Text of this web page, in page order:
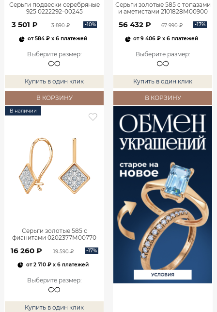
Серьги подвески серебряные
925 0222292-00245
3 501 ₽ 3 890 ₽ -10%
от584 ₽x 6 платежей
Выберите размер:
Купить в один клик
В КОРЗИНУ
Серьги золотые 585 с топазами
и аметистами 2101828М00900
56 432 ₽ 67 990 ₽ -17%
от9 406 ₽ x 6 платежей
Выберите размер:
Купить в один клик
В КОРЗИНУ
В наличии
Серьги золотые 585 с
фианитами 0202377М00770
16 260 ₽ 19 590 ₽ -17%
от2 710 ₽x 6 платежей
Выберите размер:
Купить в один клик